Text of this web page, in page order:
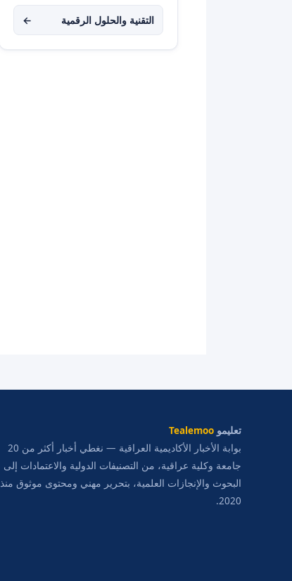
التقنية والحلول الرقمية ←
تعليمو Tealemoo
بوابة الأخبار الأكاديمية العراقية — نغطي أخبار أكثر من 20
جامعة وكلية عراقية، من التصنيفات الدولية والاعتمادات إلى
البحوث والإنجازات العلمية، بتحرير مهني ومحتوى موثوق منذ
2020.